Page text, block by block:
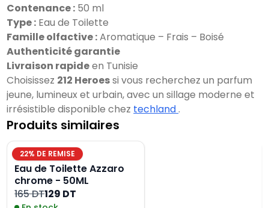
Contenance : 50 ml
Type : Eau de Toilette
Famille olfactive :Aromatique – Frais – Boisé
Authenticité garantie
Livraison rapideen Tunisie
Choisissez 212 Heroessi vous recherchez un parfum
jeune, lumineux et urbain, avec un sillage moderne et
irrésistible disponible chez techland .
Produits similaires
22% DE REMISE
Eau de Toilette Azzaro
chrome - 50ML
165 DT129 DT